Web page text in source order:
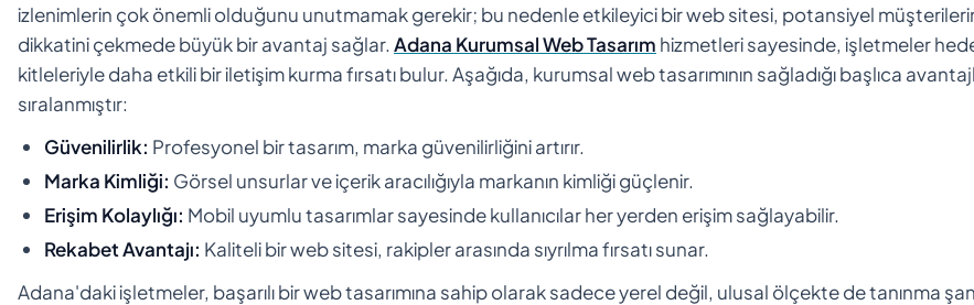
izlenimlerin çok önemli olduğunu unutmamak gerekir; bu nedenle etkileyici bir web sitesi, potansiyel
dikkatini çekmede büyük bir avantaj sağlar. Adana Kurumsal Web Tasarım hizmetleri sayesinde, işletmeler
kitleleriyle daha etkili bir iletişim kurma fırsatı bulur. Aşağıda, kurumsal web tasarımının sağladığı başlıca
sıralanmıştır:
Güvenilirlik: Profesyonel bir tasarım, marka güvenilirliğini artırır.
Marka Kimliği: Görsel unsurlar ve içerik aracılığıyla markanın kimliği güçlenir.
Erişim Kolaylığı: Mobil uyumlu tasarımlar sayesinde kullanıcılar her yerden erişim sağlayabilir.
Rekabet Avantajı: Kaliteli bir web sitesi, rakipler arasında sıyrılma fırsatı sunar.
Adana'daki işletmeler, başarılı bir web tasarımına sahip olarak sadece yerel değil, ulusal ölçekte de tanınma